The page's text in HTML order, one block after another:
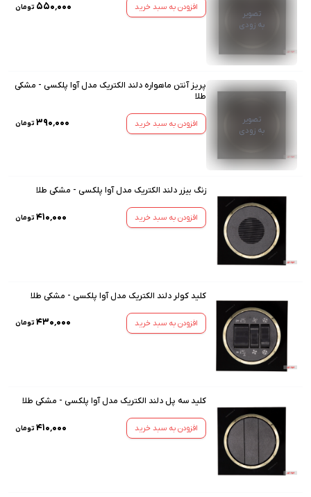
تصویر
به زودی
افزودن به سبد خرید ۵۵۰٬۰۰۰ تومان
تصویر
به زودی
پریز آنتن ماهواره دلند الکتریک مدل آوا پلکسی - مشکی
طلا
افزودن به سبد خرید ۳۹۰٬۰۰۰ تومان
زنگ بیزر دلند الکتریک مدل آوا پلکسی - مشکی طلا
افزودن به سبد خرید ۴۱۰٬۰۰۰ تومان
کلید کولر دلند الکتریک مدل آوا پلکسی - مشکی طلا
افزودن به سبد خرید ۴۳۰٬۰۰۰ تومان
کلید سه پل دلند الکتریک مدل آوا پلکسی - مشکی طلا
افزودن به سبد خرید ۴۱۰٬۰۰۰ تومان